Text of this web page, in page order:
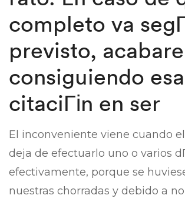
completo va
previsto,
consiguiendo esa
citaciГіn en ser
El inconveniente viene cuando
deja de efectuarlo uno o varios
efectivamente, porque se
nuestras chorradas y debido a